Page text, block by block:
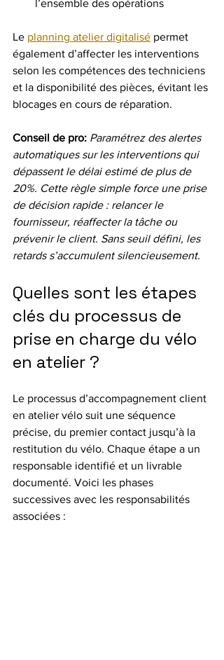
l’ensemble des opérations
Le planning atelier digitalisé permet
également d’affecter les interventions
selon les compétences des techniciens
et la disponibilité des pièces, évitant les
blocages en cours de réparation.
Conseil de pro: Paramétrez des alertes
automatiques sur les interventions qui
dépassent le délai estimé de plus de
20%. Cette règle simple force une prise
de décision rapide : relancer le
fournisseur, réaffecter la tâche ou
prévenir le client. Sans seuil défini, les
retards s’accumulent silencieusement.
Quelles sont les étapes
clés du processus de
prise en charge du vélo
en atelier ?
Le processus d’accompagnement client
en atelier vélo suit une séquence
précise, du premier contact jusqu’à la
restitution du vélo. Chaque étape a un
responsable identifié et un livrable
documenté. Voici les phases
successives avec les responsabilités
associées :